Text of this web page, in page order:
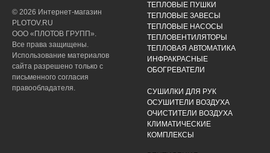
© 2026 Интернет-магазин
PLOTOV.RU
ООО «ПЛОТОВ ГРУПП».
Все права защищены.
Использование материалов
сайта разрешено только с
письменного согласия
правообладателя.
ТЕПЛОВЫЕ ПУШКИ
ТЕПЛОВЫЕ ЗАВЕСЫ
ТЕПЛОВЫЕ НАСОСЫ
ТЕПЛОВЕНТИЛЯТОРЫ
ТЕПЛОВАЯ АВТОМАТИКА
ИНФРАКРАСНЫЕ
ОБОГРЕВАТЕЛИ
СУШИЛКИ ДЛЯ РУК
ОСУШИТЕЛИ ВОЗДУХА
ОЧИСТИТЕЛИ ВОЗДУХА
КЛИМАТИЧЕСКИЕ
КОМПЛЕКСЫ